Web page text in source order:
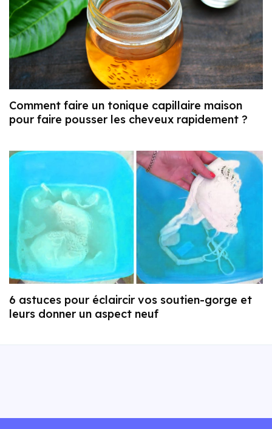
Comment faire un tonique capillaire maison
pour faire pousser les cheveux rapidement ?
6 astuces pour éclaircir vos soutien-gorge et
leurs donner un aspect neuf